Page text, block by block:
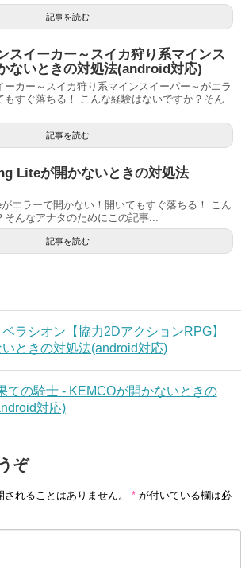
記事を読む
スイーカー～スイカ狩り系マインス
ないときの対処法(android対応)
ーカー～スイカ狩り系マインスイーパー～がエラ
もすぐ落ちる！ こんな経験はないですか？そん
記事を読む
Liteが開かないときの対処法
エラーで開かない！開いてもすぐ落ちる！ こん
んなアナタのためにこの記事...
記事を読む
ラシオン【協力2DアクションRPG】
ときの対処法(android対応)
ての騎士 - KEMCOが開かないときの
対応)
ぞ
れることはありません。 * が付いている欄は必